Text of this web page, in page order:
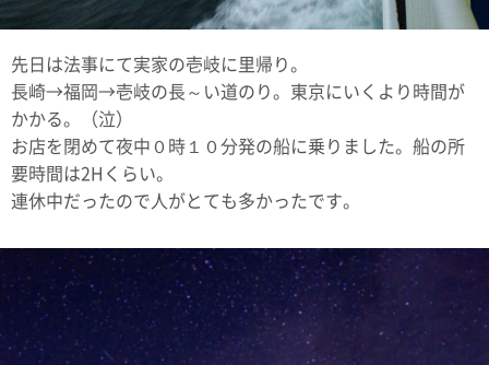
先日は法事にて実家の壱岐に里帰り。
長崎→福岡→壱岐の長～い道のり。東京にいくより時間が
かかる。（泣）
お店を閉めて夜中０時１０分発の船に乗りました。船の所
要時間は2Hくらい。
連休中だったので人がとても多かったです。